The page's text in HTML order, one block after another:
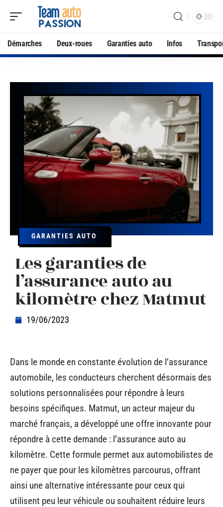
Démarches Deux-roues Garanties auto Infos
GARANTIES AUTO
Les garanties de
l’assurance auto au
kilomètre chez Matmut
19/06/2023
Dans le monde en constante évolution de l’assurance
automobile, les conducteurs cherchent désormais des
solutions personnalisées pour répondre à leurs
besoins spécifiques. Matmut, un acteur majeur du
marché français, a développé une offre innovante pour
répondre à cette demande : l’assurance auto au
kilomètre. Cette formule permet aux automobilistes de
ne payer que pour les kilomètres parcourus, offrant
ainsi une alternative intéressante pour ceux qui
utilisent peu leur véhicule ou souhaitent réduire leurs